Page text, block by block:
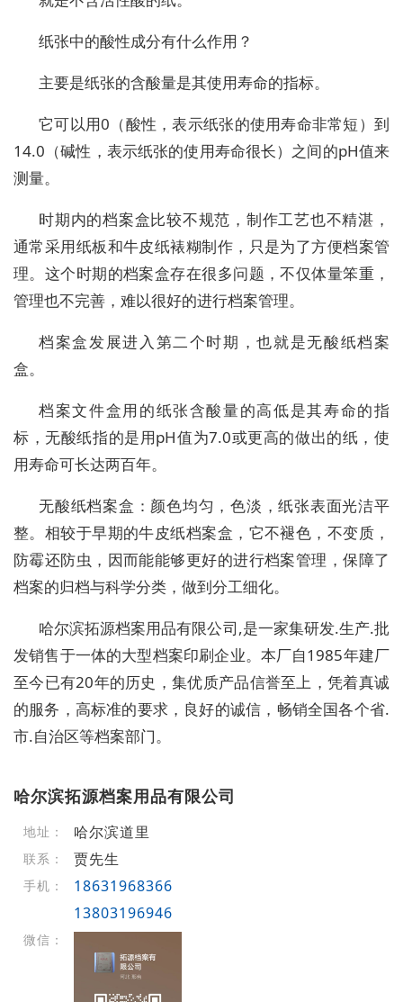
纸张中的酸性成分有什么作用？
主要是纸张的含酸量是其使用寿命的指标。
它可以用0（酸性，表示纸张的使用寿命非常短）到
14.0（碱性，表示纸张的使用寿命很长）之间的pH值来
测量。
时期内的档案盒比较不规范，制作工艺也不精湛，
通常采用纸板和牛皮纸裱糊制作，只是为了方便档案管
理。这个时期的档案盒存在很多问题，不仅体量笨重，
管理也不完善，难以很好的进行档案管理。
档案盒发展进入第二个时期，也就是无酸纸档案
盒。
档案文件盒用的纸张含酸量的高低是其寿命的指
标，无酸纸指的是用pH值为7.0或更高的做出的纸，使
用寿命可长达两百年。
无酸纸档案盒：颜色均匀，色淡，纸张表面光洁平
整。相较于早期的牛皮纸档案盒，它不褪色，不变质，
防霉还防虫，因而能能够更好的进行档案管理，保障了
档案的归档与科学分类，做到分工细化。
哈尔滨拓源档案用品有限公司,是一家集研发.生产.批
发销售于一体的大型档案印刷企业。本厂自1985年建厂
至今已有20年的历史，集优质产品信誉至上，凭着真诚
的服务，高标准的要求，良好的诚信，畅销全国各个省.
市.自治区等档案部门。
哈尔滨拓源档案用品有限公司
地址： 哈尔滨道里
联系： 贾先生
手机：
18631968366
13803196946
微信：